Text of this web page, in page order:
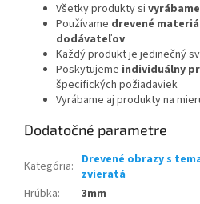
Všetky produkty si
Používame drevené
dodávateľov
Každý produkt je jedinečný
Poskytujeme individuálny
špecifických požiadaviek
Vyrábame aj produkty na
Dodatočné parametre
Kategória: Drevené obrazy s
zvieratá
Hrúbka:
3mm